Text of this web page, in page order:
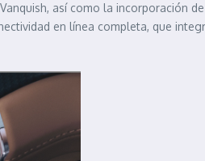
así como la incorporación
en línea completa, que